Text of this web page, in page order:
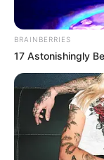
CVS Hides This
It's Really In.
FRIDAY PLANS
BRAINBERRIES
17 Astonishingly